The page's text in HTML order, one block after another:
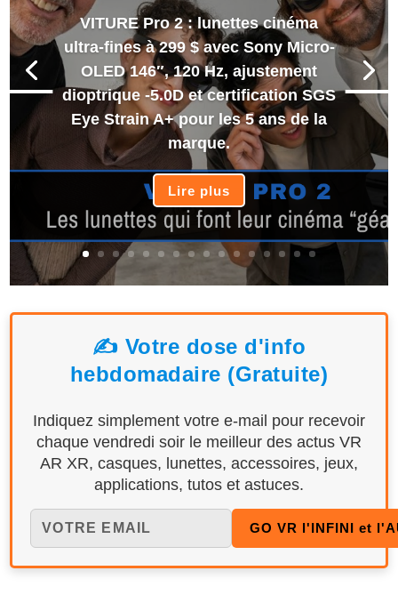
VITURE Pro 2 : lunettes cinéma
ultra-fines à 299 $ avec Sony Micro-
OLED 146″, 120 Hz, ajustement
dioptrique -5.0D et certification SGS
Eye Strain A+ pour les 5 ans de la
marque.
Lire plus
✍️ Votre dose d'info
hebdomadaire (Gratuite)
Indiquez simplement votre e-mail pour recevoir
chaque vendredi soir le meilleur des actus VR
AR XR, casques, lunettes, accessoires, jeux,
applications, tutos et astuces.